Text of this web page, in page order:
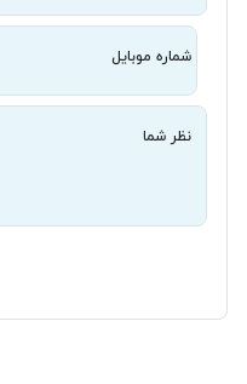
شماره موبایل
نظر شما